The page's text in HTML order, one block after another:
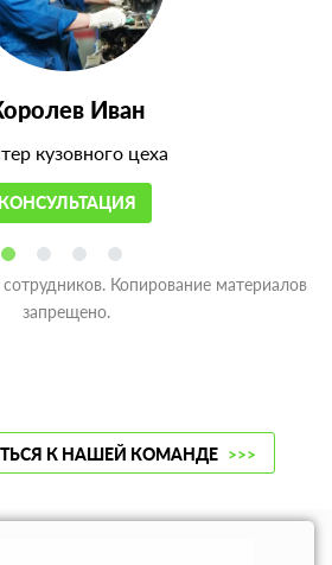
Иван
кузовного цеха
КОНСУЛЬТАЦИЯ
Копирование материалов
запрещено.
К НАШЕЙ КОМАНДЕ >>>